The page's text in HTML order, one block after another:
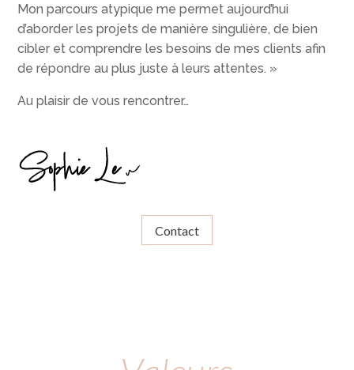
Mon parcours atypique me permet aujourd’hui
d’aborder les projets de manière singulière, de bien
cibler et comprendre les besoins de mes clients afin
de répondre au plus juste à leurs attentes. »
Au plaisir de vous rencontrer…
Contact